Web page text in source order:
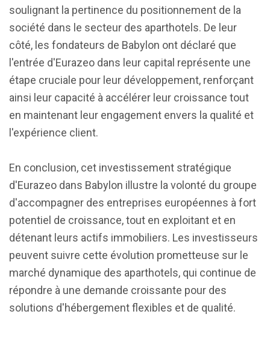
soulignant la pertinence du positionnement de la
société dans le secteur des aparthotels. De leur
côté, les fondateurs de Babylon ont déclaré que
l'entrée d'Eurazeo dans leur capital représente une
étape cruciale pour leur développement, renforçant
ainsi leur capacité à accélérer leur croissance tout
en maintenant leur engagement envers la qualité et
l'expérience client.
En conclusion, cet investissement stratégique
d'Eurazeo dans Babylon illustre la volonté du groupe
d'accompagner des entreprises européennes à fort
potentiel de croissance, tout en exploitant et en
détenant leurs actifs immobiliers. Les investisseurs
peuvent suivre cette évolution prometteuse sur le
marché dynamique des aparthotels, qui continue de
répondre à une demande croissante pour des
solutions d'hébergement flexibles et de qualité.